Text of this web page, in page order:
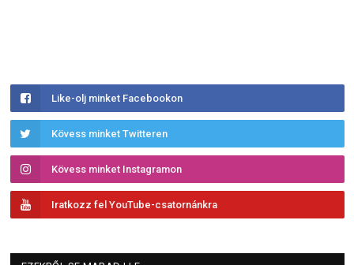
Like-olj minket Facebookon
Kövess minket Twitteren
Kövess minket Instagramon
Iratkozz fel YouTube-csatornánkra